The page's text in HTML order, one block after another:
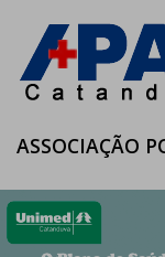
ASSOCIAÇÃO